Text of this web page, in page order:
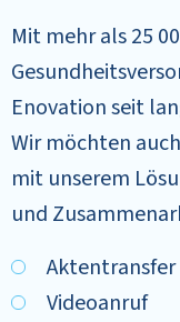
Mit mehr als 25
Enovation seit
Wir möchten
mit unserem
und
Aktentransfer
Videoanruf